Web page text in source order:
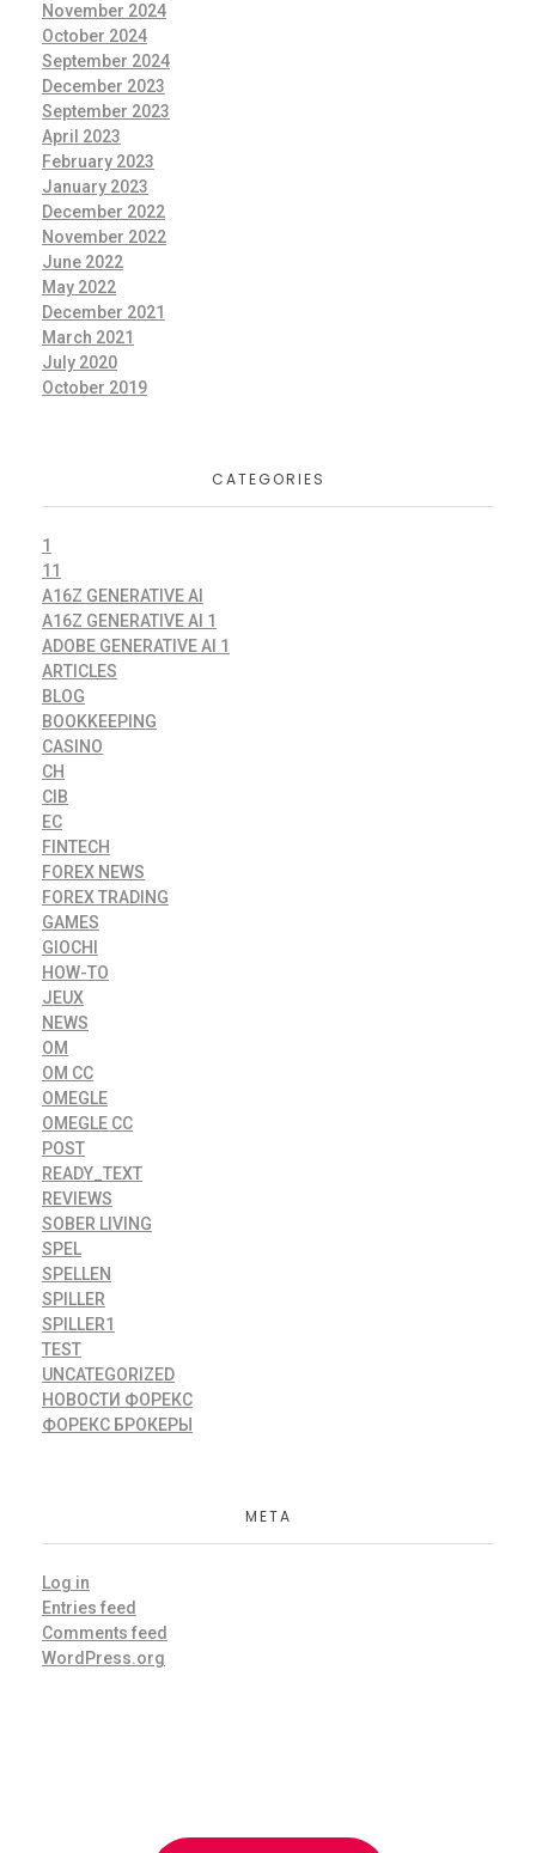
November 2024
October 2024
September 2024
December 2023
September 2023
April 2023
February 2023
January 2023
December 2022
November 2022
June 2022
May 2022
December 2021
March 2021
July 2020
October 2019
CATEGORIES
1
11
A16Z GENERATIVE AI
A16Z GENERATIVE AI 1
ADOBE GENERATIVE AI 1
ARTICLES
BLOG
BOOKKEEPING
CASINO
CH
CIB
EC
FINTECH
FOREX NEWS
FOREX TRADING
GAMES
GIOCHI
HOW-TO
JEUX
NEWS
OM
OM CC
OMEGLE
OMEGLE CC
POST
READY_TEXT
REVIEWS
SOBER LIVING
SPEL
SPELLEN
SPILLER
SPILLER1
TEST
UNCATEGORIZED
НОВОСТИ ФОРЕКС
ФОРЕКС БРОКЕРЫ
META
Log in
Entries feed
Comments feed
WordPress.org